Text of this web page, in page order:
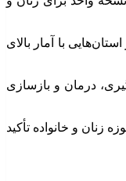
با آمار بالای
درمان و بازسازی
زنان و خانواده تأکید